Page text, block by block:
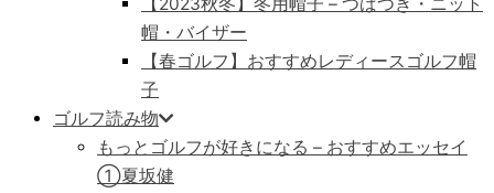
帽・バイザー
【春ゴルフ】おすすめレディースゴルフ帽
子
ゴルフ読み物
もっとゴルフが好きになる – おすすめエッセイ
①夏坂健